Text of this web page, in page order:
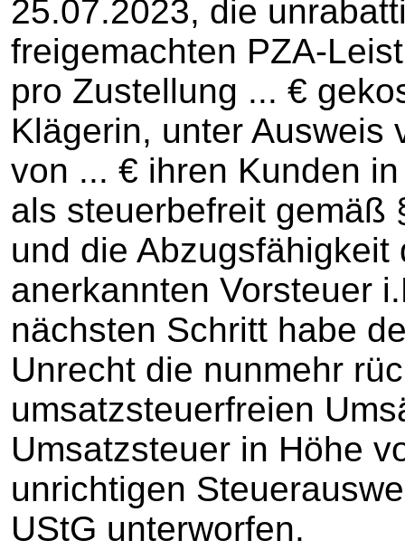
25.07.2023, die
freigemachten PZA-
pro Zustellung ... €
Klägerin, unter Ausweis
von ... € ihren Kunden
als steuerbefreit gemäß
und die
anerkannten Vorsteuer
nächsten Schritt habe
Unrecht die nunmehr
umsatzsteuerfreien
Umsatzsteuer in Höhe
unrichtigen
UStG unterworfen.